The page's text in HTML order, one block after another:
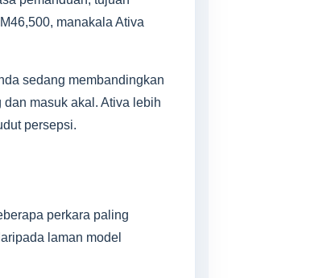
manakala Ativa
sedang membandingkan
masuk akal. Ativa lebih
persepsi.
perkara paling
laman model